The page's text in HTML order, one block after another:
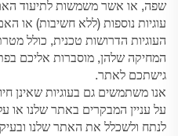
שפה, או אשר משמשות לתיעוד
עוגיות נוספות (ללא חשיבות) או
העוגיות הדרושות טכנית, כולל
המחיקה שלהן, מוסברות אליכם
גישתכם לאתר.
אנו משתמשים גם בעוגיות שאינן
על עניין המבקרים באתר שלנו או
לנתח ולשכלל את האתר שלנו